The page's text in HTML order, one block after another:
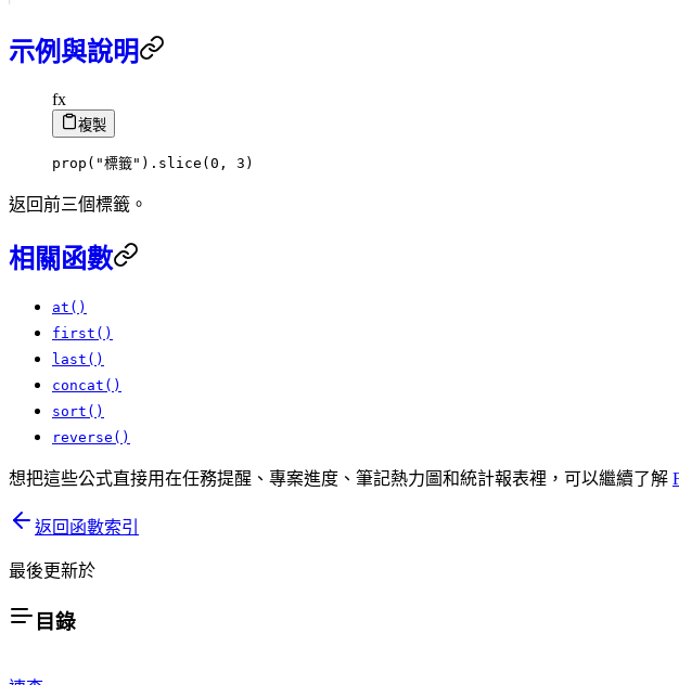
示例與說明
fx
複製
prop ( "標籤" ) . slice ( 0 , 3 )
返回前三個標籤。
相關函數
at()
first()
last()
concat()
sort()
reverse()
想把這些公式直接用在任務提醒、專案進度、筆記熱力圖和統計報表裡，可以繼續了解
返回函數索引
最後更新於
目錄